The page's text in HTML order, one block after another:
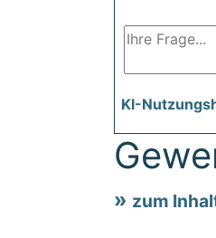
KI-
zum